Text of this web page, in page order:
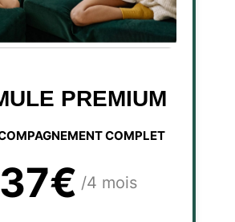
PREMIUM
COMPLET
/4 mois